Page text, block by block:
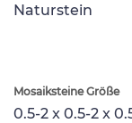
Naturstein
Mosaiksteine Größe
0.5-2 x 0.5-2 x